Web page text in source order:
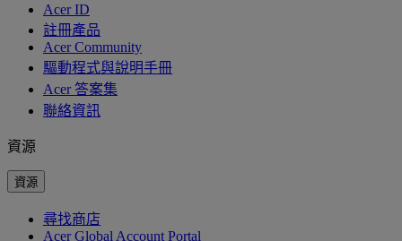
Acer ID
註冊產品
Acer Community
驅動程式與說明手冊
Acer 答案集
聯絡資訊
資源
資源
尋找商店
Acer Global Account Portal